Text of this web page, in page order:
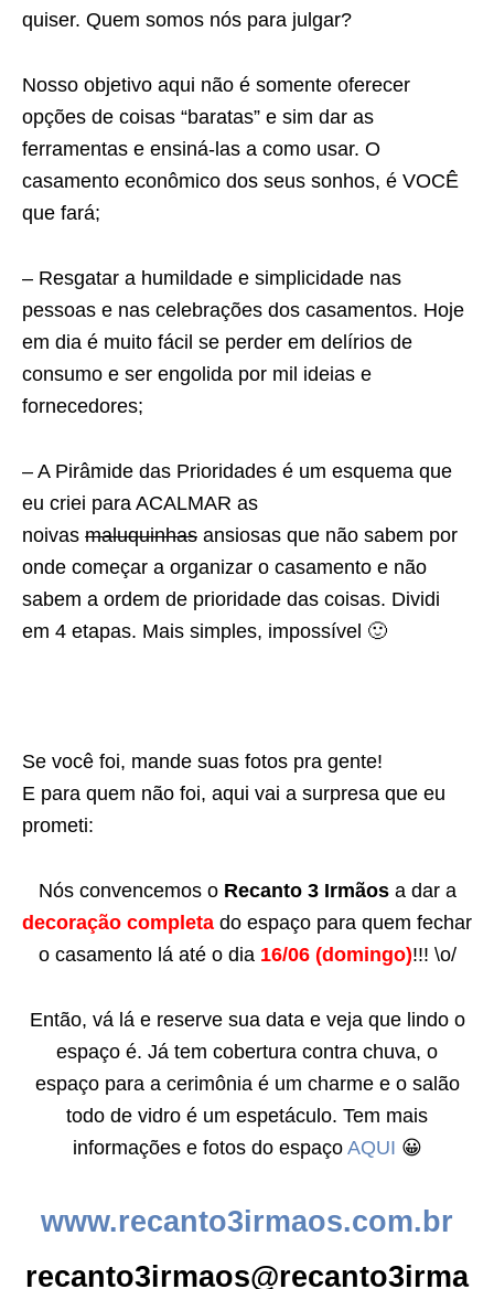
quiser. Quem somos nós para julgar?
Nosso objetivo aqui não é somente oferecer
opções de coisas “baratas” e sim dar as
ferramentas e ensiná-las a como usar. O
casamento econômico dos seus sonhos, é VOCÊ
que fará;
– Resgatar a humildade e simplicidade nas
pessoas e nas celebrações dos casamentos. Hoje
em dia é muito fácil se perder em delírios de
consumo e ser engolida por mil ideias e
fornecedores;
– A Pirâmide das Prioridades é um esquema que
eu criei para ACALMAR as
noivas maluquinhas ansiosas que não sabem por
onde começar a organizar o casamento e não
sabem a ordem de prioridade das coisas. Dividi
em 4 etapas. Mais simples, impossível 🙂
Se você foi, mande suas fotos pra gente!
E para quem não foi, aqui vai a surpresa que eu
prometi:
Nós convencemos o Recanto 3 Irmãosa dar a
decoração completa do espaço para quem fechar
o casamento lá até o dia16/06 (domingo)!!! \o/
Então, vá lá e reserve sua data e veja que lindo o
espaço é. Já tem cobertura contra chuva, o
espaço para a cerimônia é um charme e o salão
todo de vidro é um espetáculo. Tem mais
informações e fotos do espaço AQUI 😀
www.recanto3irmaos.com.br
recanto3irmaos@recanto3irma